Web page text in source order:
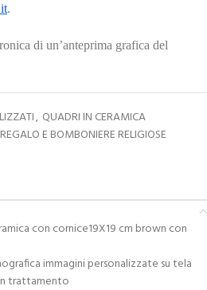
.
di un’anteprima grafica del
, QUADRI IN CERAMICA
E BOMBONIERE RELIGIOSE
con cornice19X19 cm brown con
immagini personalizzate su tela
trattamento